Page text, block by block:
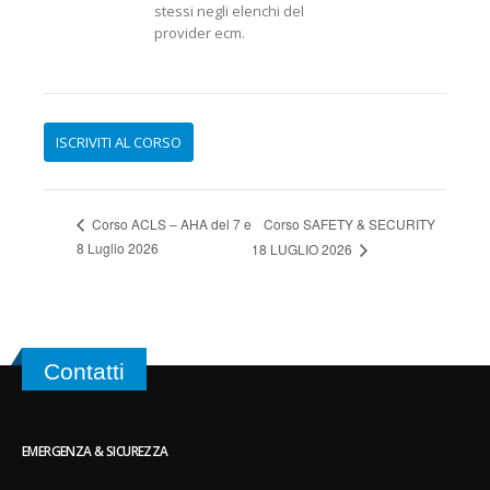
stessi negli elenchi del
provider ecm.
Corso ACLS – AHA del 7 e
8 Luglio 2026
Corso SAFETY & SECURITY
18 LUGLIO 2026
Contatti
EMERGENZA & SICUREZZA